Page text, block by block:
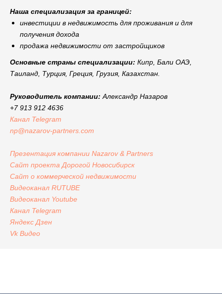
Наша специализация за границей:
инвестиции в недвижимость для проживания и для
получения дохода
продажа недвижимости от застройщиков
Основные страны специализации: Кипр, Бали ОАЭ,
Таиланд, Турция, Греция, Грузия, Казахстан.
Руководитель компании: Александр Назаров
+7 913 912 4636
Канал Telegram
np@nazarov-partners.com
Презентация компании Nazarov & Partners
Сайт проекта Дорогой Новосибирск
Сайт о коммерческой недвижимости
Видеоканал RUTUBE
Видеоканал Youtube
Канал Telegram
Яндекс Дзен
Vk Видео